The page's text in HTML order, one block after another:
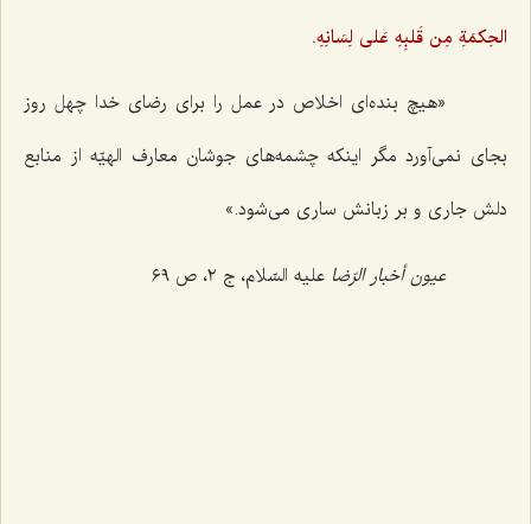
الحِکمَةِ مِن قَلبِهِ عَلی لِسَانِهِ.
«هیچ بنده‌ای اخلاص در عمل را برای رضای خدا چهل روز
بجای نمی‌آورد مگر اینکه چشمه‌های جوشان معارف الهیّه از منابع
دلش جاری و بر زبانش ساری می‌شود.»
عیون أخبار الرّضا علیه السّلام، ج ‌٢، ص ٦٩